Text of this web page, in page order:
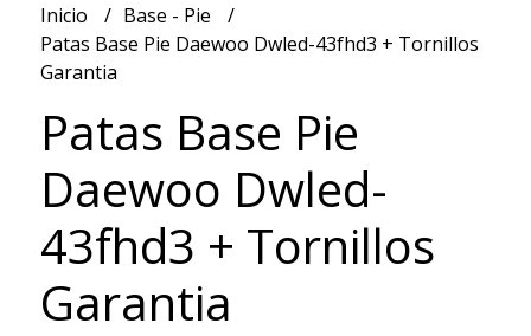
Inicio
Base - Pie
Patas Base Pie Daewoo Dwled-43fhd3 + Tornillos
Garantia
Patas Base Pie
Daewoo Dwled-
43fhd3 + Tornillos
Garantia